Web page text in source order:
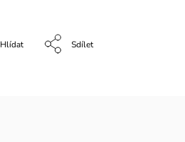
Hlídat Sdílet